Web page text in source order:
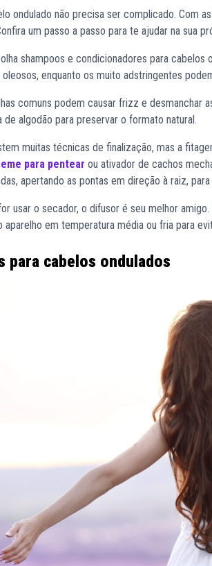
ondulado não precisa ser complicado. Com
um passo a passo para te ajudar na sua
shampoos e condicionadores para
enquanto os muito adstringentes
comuns podem causar frizz e desmanchar
de algodão para preservar o formato natural.
muitas técnicas de finalização, mas a
para pentear ou ativador de cachos
apertando as pontas em direção à raiz,
usar o secador, o difusor é seu melhor
aparelho em temperatura média ou fria para
para cabelos ondulados